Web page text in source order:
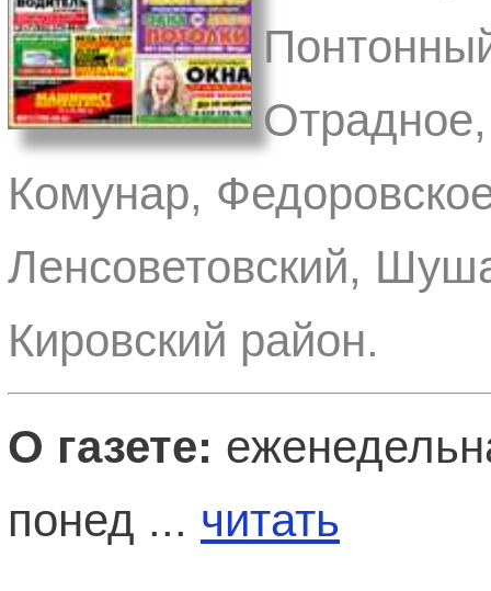
Комунар,
Ленсоветовский,
Кировский район.
О газете:
понед ... читать